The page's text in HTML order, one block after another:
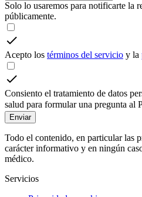
Solo lo usaremos para notificarte la
públicamente.
Acepto los términos del servicio y la
Consiento el tratamiento de datos
salud para formular una pregunta al
Enviar
Todo el contenido, en particular las
carácter informativo y en ningún
médico.
Servicios